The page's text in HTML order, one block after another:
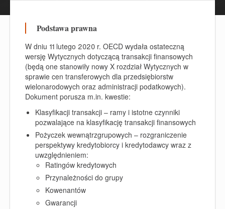
Podstawa prawna
W dniu 11 lutego 2020 r. OECD wydała ostateczną
wersję Wytycznych dotyczącą transakcji finansowych
(będą one stanowiły nowy X rozdział Wytycznych w
sprawie cen transferowych dla przedsiębiorstw
wielonarodowych oraz administracji podatkowych).
Dokument porusza m.in. kwestie:
Klasyfikacji transakcji – ramy i istotne czynniki
pozwalające na klasyfikację transakcji finansowych
Pożyczek wewnątrzgrupowych – rozgraniczenie
perspektywy kredytobiorcy i kredytodawcy wraz z
uwzględnieniem:
Ratingów kredytowych
Przynależności do grupy
Kowenantów
Gwarancji